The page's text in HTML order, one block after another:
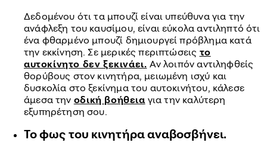
Δεδομένου ότι τα μπουζί είναι υπεύθυνα για την
ανάφλεξη του καυσίμου, είναι εύκολα αντιληπτό ότι
ένα φθαρμένο μπουζί δημιουργεί πρόβλημα κατά
την εκκίνηση. Σε μερικές περιπτώσεις το
αυτοκίνητο δεν ξεκινάει. Αν λοιπόν αντιληφθείς
θορύβους στον κινητήρα, μειωμένη ισχύ και
δυσκολία στο ξεκίνημα του αυτοκινήτου, κάλεσε
άμεσα την οδική βοήθειαγια την καλύτερη
εξυπηρέτηση σου.
Το φως του κινητήρα αναβοσβήνει.